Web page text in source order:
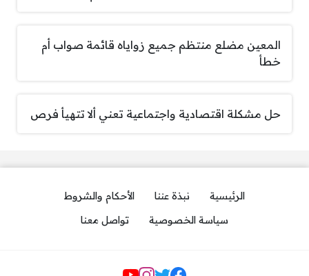
المعين مضلع منتظم جميع زواياه قائمة صواب أم
خطأ
حل مشكلة اقتصادية واجتماعية تعني ألا تتهيأ فرص
الرئيسية نبذة عننا
الأحكام والشروط
سياسة الخصوصية
تواصل معنا